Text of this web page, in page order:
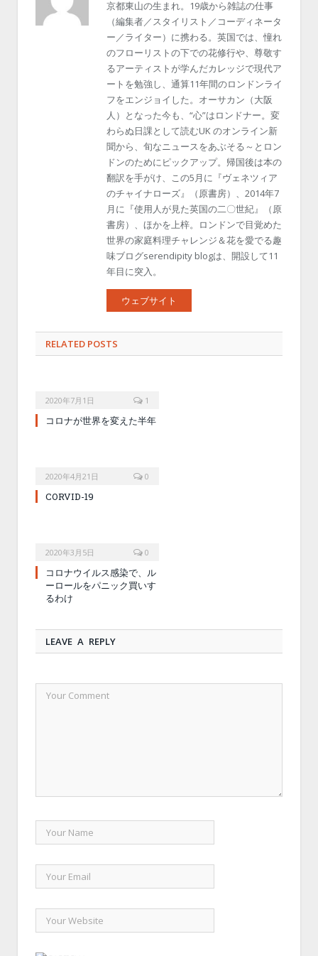
京都東山の生まれ。19歳から雑誌の仕事
（編集者／スタイリスト／コーディネータ
ー／ライター）に携わる。英国では、憧れ
のフローリストの下での花修行や、尊敬す
るアーティストが学んだカレッジで現代ア
ートを勉強し、通算11年間のロンドンライ
フをエンジョイした。オーサカン（大阪
人）となった今も、“心”はロンドナー。変
わらぬ日課として読むUK のオンライン新
聞から、旬なニュースをあぶそる～とロン
ドンのためにピックアップ。帰国後は本の
翻訳を手がけ、この5月に『ヴェネツィア
のチャイナローズ』（原書房）、2014年7
月に『使用人が見た英国の二〇世紀』（原
書房）、ほかを上梓。ロンドンで目覚めた
世界の家庭料理チャレンジ＆花を愛でる趣
味ブログserendipity blogは、開設して11
年目に突入。
ウェブサイト
RELATED POSTS
2020年7月1日 1
コロナが世界を変えた半年
2020年4月21日 0
CORVID-19
2020年3月5日 0
コロナウイルス感染で、ル
ーロールをパニック買いす
るわけ
LEAVE A REPLY